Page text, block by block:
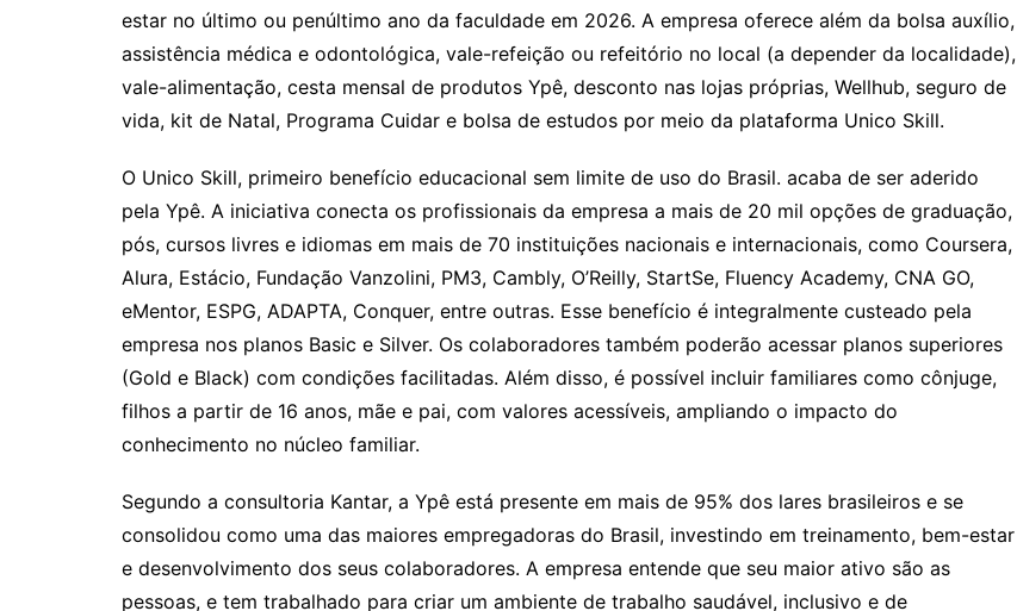
estar no último ou penúltimo ano da faculdade em 2026. A empresa oferece além da bolsa auxílio,
assistência médica e odontológica, vale-refeição ou refeitório no local (a depender da localidade),
vale-alimentação, cesta mensal de produtos Ypê, desconto nas lojas próprias, Wellhub, seguro de
vida, kit de Natal, Programa Cuidar e bolsa de estudos por meio da plataforma Unico Skill.
O Unico Skill, primeiro benefício educacional sem limite de uso do Brasil. acaba de ser aderido
pela Ypê. A iniciativa conecta os profissionais da empresa a mais de 20 mil opções de graduação,
pós, cursos livres e idiomas em mais de 70 instituições nacionais e internacionais, como Coursera,
Alura, Estácio, Fundação Vanzolini, PM3, Cambly, O’Reilly, StartSe, Fluency Academy, CNA GO,
eMentor, ESPG, ADAPTA, Conquer, entre outras. Esse benefício é integralmente custeado pela
empresa nos planos Basic e Silver. Os colaboradores também poderão acessar planos superiores
(Gold e Black) com condições facilitadas. Além disso, é possível incluir familiares como cônjuge,
filhos a partir de 16 anos, mãe e pai, com valores acessíveis, ampliando o impacto do
conhecimento no núcleo familiar.
Segundo a consultoria Kantar, a Ypê está presente em mais de 95% dos lares brasileiros e se
consolidou como uma das maiores empregadoras do Brasil, investindo em treinamento, bem-estar
e desenvolvimento dos seus colaboradores. A empresa entende que seu maior ativo são as
pessoas, e tem trabalhado para criar um ambiente de trabalho saudável, inclusivo e de